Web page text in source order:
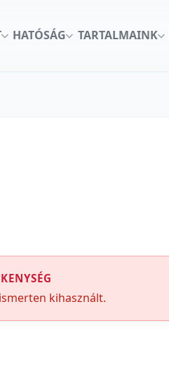
HATÓSÁG TARTALMAINK
emailben
kihasznált.